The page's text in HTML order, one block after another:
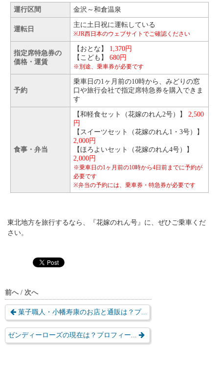
運行区間 金沢～和倉温泉
運転日
主に土日祝に運転している
※JR西日本のウェブサイトでご確認ください
指定席特急券の
価格・運賃
【おとな】 1,370円
【こども】 680円
※別途、乗車券が必要です
予約
乗車日の1ヶ月前の10時から、みどりの窓
口や旅行会社で指定席特急券を購入できま
す
食事・弁当
【和軽食セット（花嫁のれん2号）】 2,500
円
【スイーツセット（花嫁のれん1・3号）】
2,000円
【ほろよいセット（花嫁のれん4号）】
2,000円
※乗車日の1ヶ月前の10時から4日前までに予約が
必要です
※弁当の予約には、乗車券・特急券が必要です
東北地方を旅行するなら、『花嫁のれん号』に、ぜひご乗車くだ
さい。
前へ / 次へ
菓子職人・小幡寿康のお店と通販は？プ...
ゼンディーローズの現在は？プロフィー...